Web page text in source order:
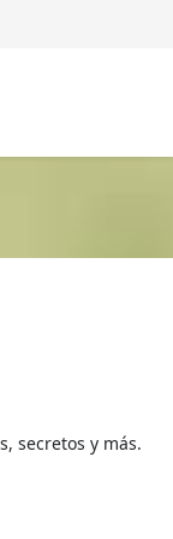
secretos y más.